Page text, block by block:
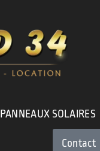
PANNEAUX SOLAIRES
Contact